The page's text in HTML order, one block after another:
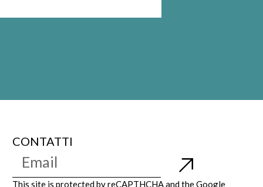
CONTATTI
This site is protected by reCAPTHCHA and the Google